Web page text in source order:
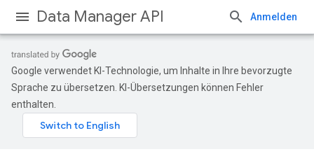
Data Manager API Anmelden
Google verwendet KI-Technologie, um Inhalte in Ihre bevorzugte
Sprache zu übersetzen. KI-Übersetzungen können Fehler
enthalten.